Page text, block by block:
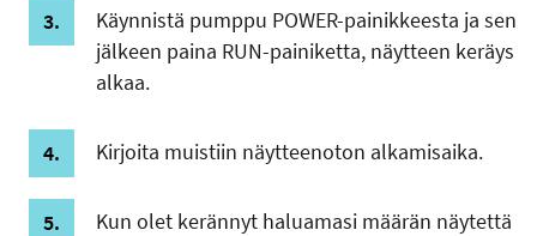
Käynnistä pumppu POWER-painikkeesta ja sen
jälkeen paina RUN-painiketta, näytteen keräys
alkaa.
Kirjoita muistiin näytteenoton alkamisaika.
Kun olet kerännyt haluamasi määrän näytettä